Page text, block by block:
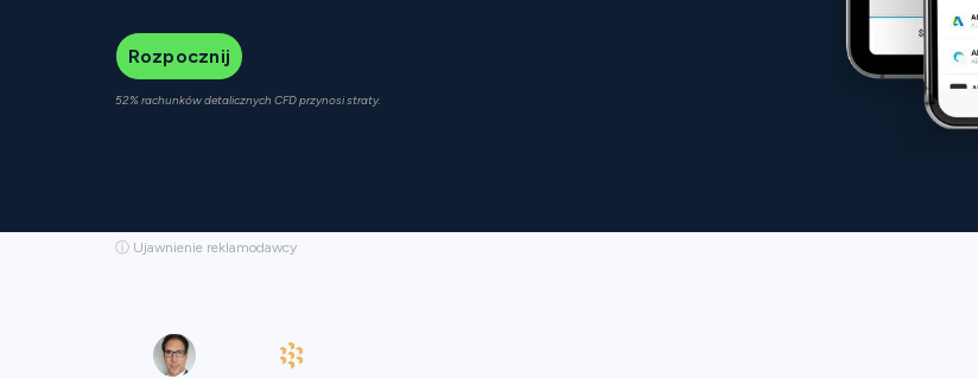
Rozpocznij
52% rachunków detalicznych CFD przynosi straty.
ⓘ Ujawnienie reklamodawcy